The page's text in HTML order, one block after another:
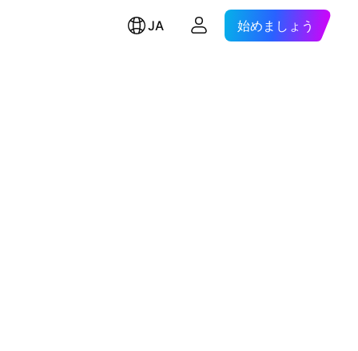
JA 始めましょう